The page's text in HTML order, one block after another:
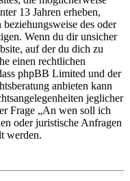
13 Jahren erheben,
des oder
Wenn du dir unsicher
auf der du dich zu
einen rechtlichen
phpBB Limited und der
anbieten kann
jeglicher
Frage „An wen soll ich
oder juristische Anfragen
werden.